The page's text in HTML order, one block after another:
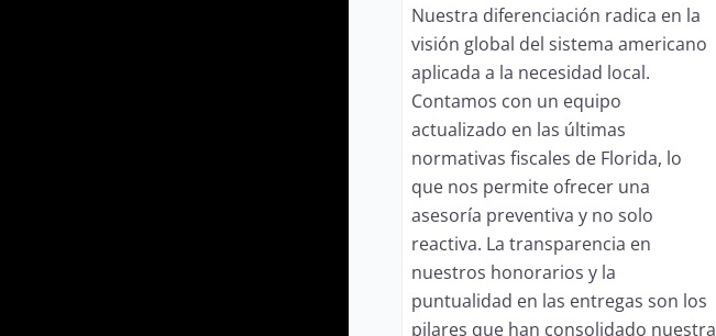
Nuestra diferenciación radica en la
visión global del sistema americano
aplicada a la necesidad local.
Contamos con un equipo
actualizado en las últimas
normativas fiscales de Florida, lo
que nos permite ofrecer una
asesoría preventiva y no solo
reactiva. La transparencia en
nuestros honorarios y la
puntualidad en las entregas son los
pilares que han consolidado nuestra